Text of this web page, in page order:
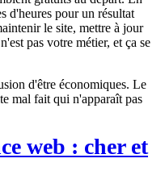
d'heures pour un résultat
le site, mettre à jour
pas votre métier, et ça se
d'être économiques. Le
mal fait qui n'apparaît pas
web : cher et